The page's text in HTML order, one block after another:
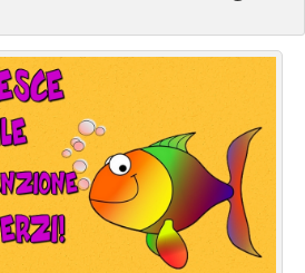
Accedi